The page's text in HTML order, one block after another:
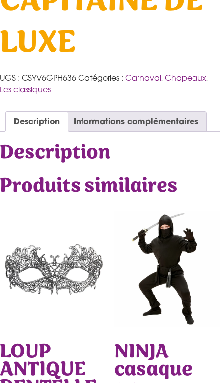
LUXE
UGS : CSYV6GPH636 Catégories : Carnaval, Chapeaux,
Les classiques
Description Informations complémentaires
Description
Produits similaires
LOUP
ANTIQUE
NINJA
casaque